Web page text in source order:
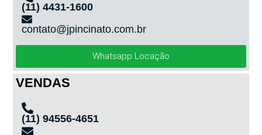
(11) 4431-1600
contato@jpincinato.com.br
Whatsapp Locação
VENDAS
(11) 94556-4651